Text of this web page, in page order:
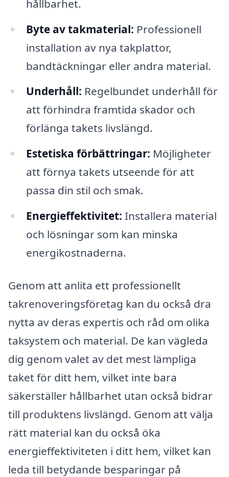
hållbarhet.
Byte av takmaterial: Professionell
installation av nya takplattor,
bandtäckningar eller andra material.
Underhåll: Regelbundet underhåll för
att förhindra framtida skador och
förlänga takets livslängd.
Estetiska förbättringar: Möjligheter
att förnya takets utseende för att
passa din stil och smak.
Energieffektivitet: Installera material
och lösningar som kan minska
energikostnaderna.
Genom att anlita ett professionellt
takrenoveringsföretag kan du också dra
nytta av deras expertis och råd om olika
taksystem och material. De kan vägleda
dig genom valet av det mest lämpliga
taket för ditt hem, vilket inte bara
säkerställer hållbarhet utan också bidrar
till produktens livslängd. Genom att välja
rätt material kan du också öka
energieffektiviteten i ditt hem, vilket kan
leda till betydande besparingar på